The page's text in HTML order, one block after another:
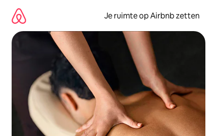
direct
naar
inhoud
Je ruimte op Airbnb zetten